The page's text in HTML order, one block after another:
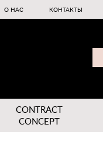
О НАС КОНТАКТЫ
CONTRACT
CONCEPT